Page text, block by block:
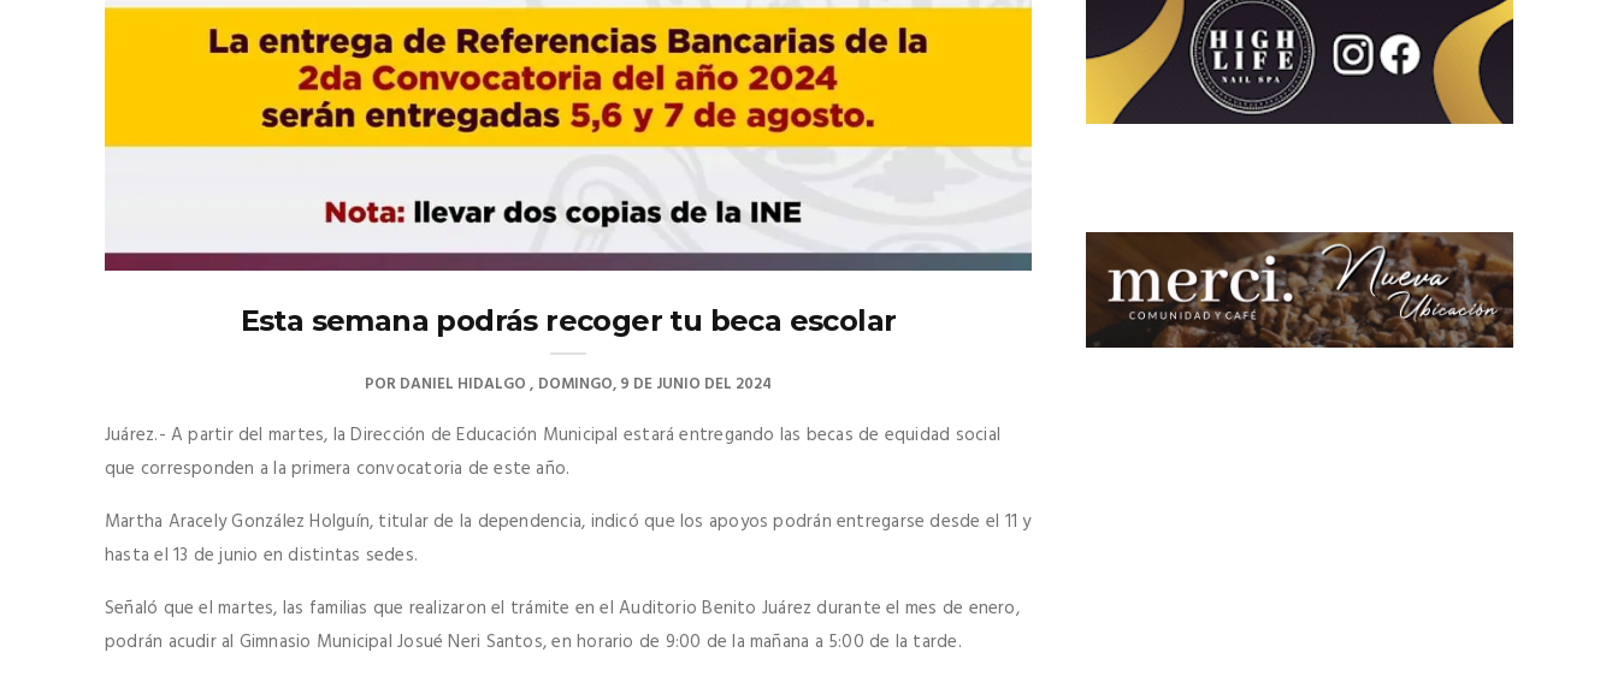
Esta semana podrás recoger tu beca escolar
PORDANIEL HIDALGO DOMINGO, 9 DE JUNIO DEL 2024
Juárez.- A partir del martes, la Dirección de Educación Municipal estará entregando las becas de equidad social
que corresponden a la primera convocatoria de este año.
Martha Aracely González Holguín, titular de la dependencia, indicó que los apoyos podrán entregarse desde el 11 y
hasta el 13 de junio en distintas sedes.
Señaló que el martes, las familias que realizaron el trámite en el Auditorio Benito Juárez durante el mes de enero,
podrán acudir al Gimnasio Municipal Josué Neri Santos, en horario de 9:00 de la mañana a 5:00 de la tarde.